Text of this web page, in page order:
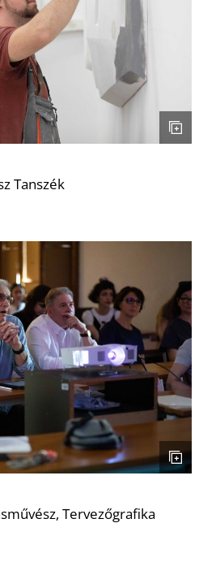
Tanszék
Tervezőgrafika